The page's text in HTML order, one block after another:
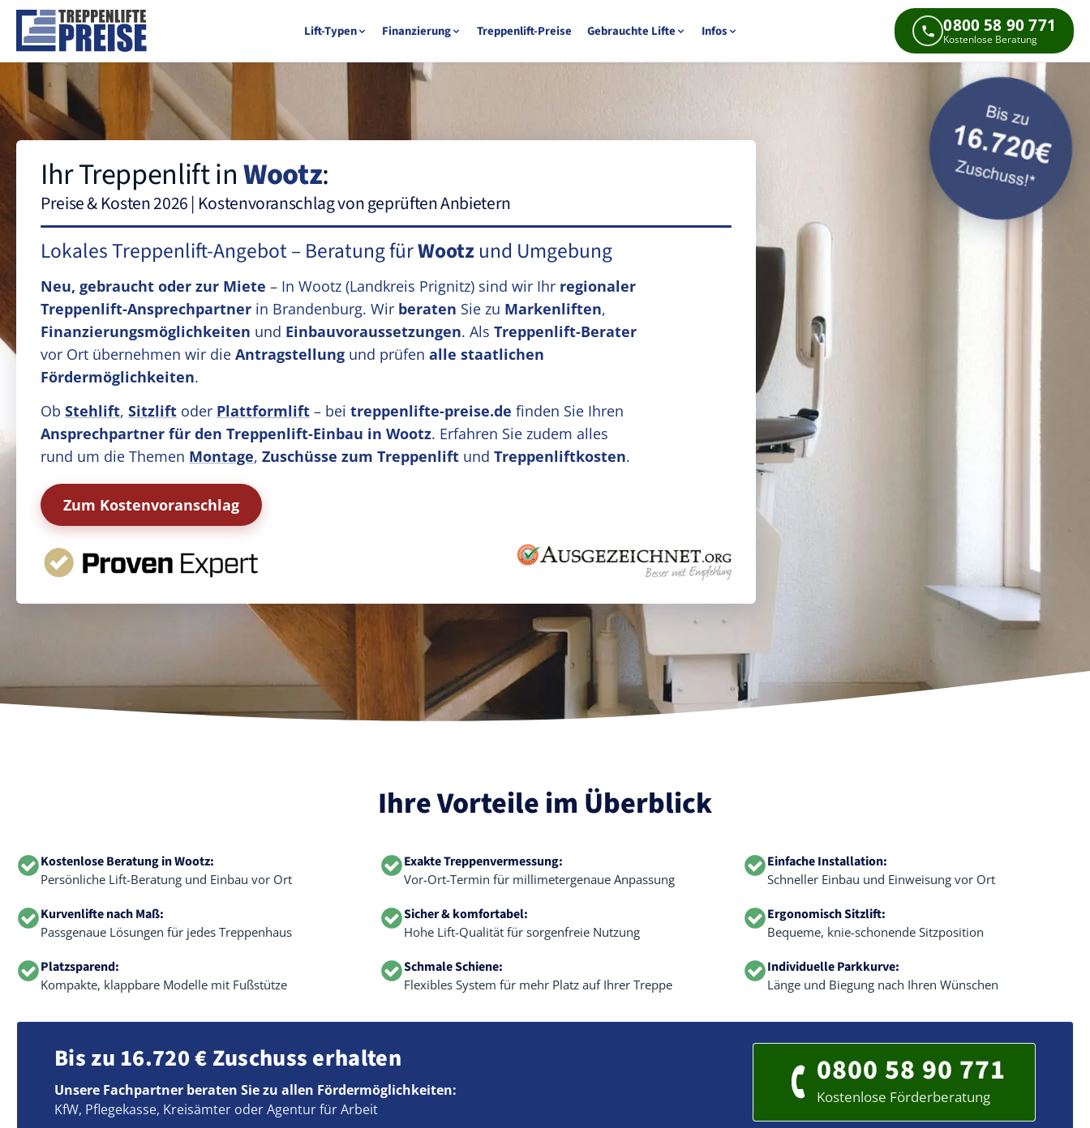
Lift-Typen Finanzierung Treppenlift-Preise Gebrauchte Lifte Infos 0800 58 90 771
Kostenlose Beratung
Ihr Treppenlift inWootz:
Preise & Kosten 2026 | Kostenvoranschlag von geprüften Anbietern
Lokales Treppenlift-Angebot – Beratung fürWootzund Umgebung
Neu, gebraucht oder zur Miete – In Wootz (Landkreis Prignitz) sind wir Ihr regionaler
Treppenlift-Ansprechpartner in Brandenburg. Wir beraten Sie zu Markenliften,
Finanzierungsmöglichkeiten und Einbauvoraussetzungen. Als Treppenlift-Berater
vor Ort übernehmen wir die Antragstellung und prüfen alle staatlichen
Fördermöglichkeiten.
Ob Stehlift, Sitzlift oder Plattformlift – bei treppenlifte-preise.de finden Sie Ihren
Ansprechpartner für den Treppenlift-Einbau in Wootz. Erfahren Sie zudem alles
rund um die Themen Montage, Zuschüsse zum Treppenlift und Treppenliftkosten.
Zum Kostenvoranschlag
Ihre Vorteile im Überblick
Kostenlose Beratung in Wootz:
Persönliche Lift-Beratung und Einbau vor Ort
Exakte Treppenvermessung:
Vor-Ort-Termin für millimetergenaue Anpassung
Einfache Installation:
Schneller Einbau und Einweisung vor Ort
Kurvenlifte nach Maß:
Passgenaue Lösungen für jedes Treppenhaus
Sicher & komfortabel:
Hohe Lift-Qualität für sorgenfreie Nutzung
Ergonomisch Sitzlift:
Bequeme, knie-schonende Sitzposition
Platzsparend:
Kompakte, klappbare Modelle mit Fußstütze
Schmale Schiene:
Flexibles System für mehr Platz auf Ihrer Treppe
Individuelle Parkkurve:
Länge und Biegung nach Ihren Wünschen
Bis zu 16.720 € Zuschuss erhalten
Unsere Fachpartner beraten Sie zu allen Fördermöglichkeiten:
KfW, Pflegekasse, Kreisämter oder Agentur für Arbeit
0800 58 90 771
Kostenlose Förderberatung